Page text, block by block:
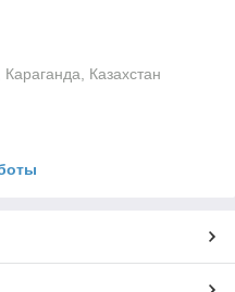
Казахстан